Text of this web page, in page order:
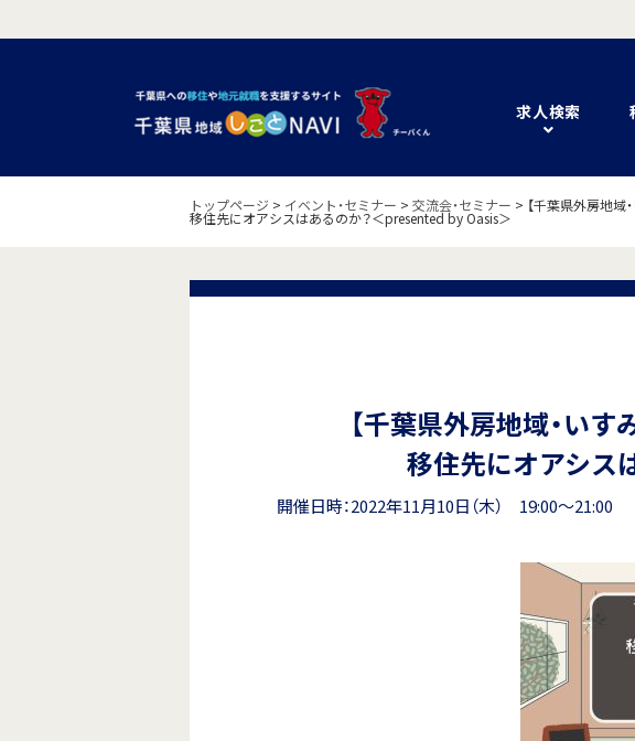
求人検索
トップページ > イベント・セミナー > 交流会・セミナー > 【千葉県外房地
移住先にオアシスはあるのか？＜presented by Oasis＞
【千葉県外房地域・い
移住先にオアシ
開催日時：2022年11月10日（木） 19:00～